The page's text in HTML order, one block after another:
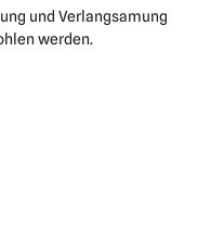
und Verlangsamung
werden.